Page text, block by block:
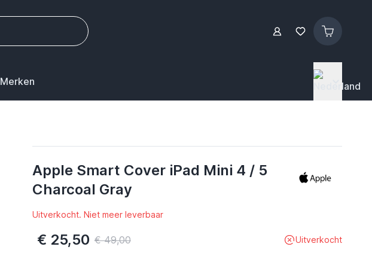
Merken
Apple Smart Cover iPad Mini 4 / 5
Charcoal Gray
Uitverkocht. Niet meer leverbaar
€ 25,50 € 49,00 Uitverkocht